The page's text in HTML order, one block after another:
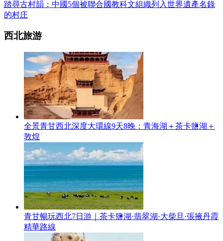
踏尋古村韻：中國5個被聯合國教科文組織列入世界遺產名錄
的村庄
西北旅游
全景青甘西北深度大環線9天8晚：青海湖＋茶卡鹽湖＋
敦煌
青甘暢玩西北7日游｜茶卡鹽湖·翡翠湖·大柴旦·張掖丹霞
精華路線